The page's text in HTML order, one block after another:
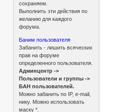
сохраняем.
Выполнить эти действия по
желанию для каждого
форума.
Баним пользователя
Забанить - лишить всяческих
прав на форуме
определенного пользователя.
Админцентр ->
Пользователи и группы ->
БАН пользователей.
Можно забанить по IP, e-mail,
нику. Можно использовать
маску *.